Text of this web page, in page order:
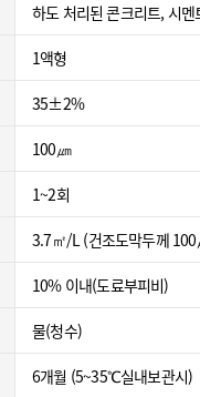
하도 처리된 콘크리트, 시멘
1액형
35±2%
100㎛
1~2회
3.7㎡/L (건조도막두께
10% 이내(도료부피비)
물(청수)
6개월 (5~35℃실내보관시)